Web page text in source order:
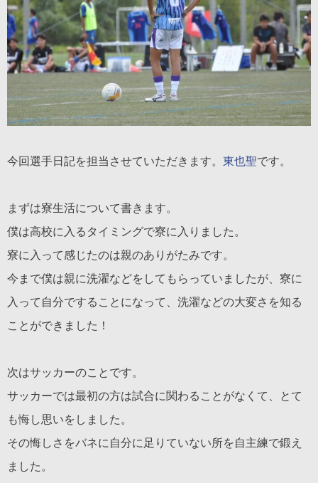
今回選手日記を担当させていただきます。 東也聖です。
まずは寮生活について書きます。
僕は高校に入るタイミングで寮に入りました。
寮に入って感じたのは親のありがたみです。
今まで僕は親に洗濯などをしてもらっていましたが、寮に
入って自分ですることになって、洗濯などの大変さを知る
ことができました！
次はサッカーのことです。
サッカーでは最初の方は試合に関わることがなくて、とて
も悔し思いをしました。
その悔しさをバネに自分に足りていない所を自主練で鍛え
ました。